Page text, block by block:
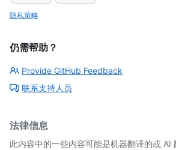
隐私策略
仍需帮助？
Provide GitHub Feedback
联系支持人员
法律信息
此内容中的一些内容可能是机器翻译的或 AI